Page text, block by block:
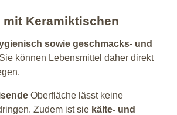
mit Keramiktischen
sowie geschmacks- und
können Lebensmittel daher direkt
Oberfläche lässt keine
Zudem ist sie kälte- und